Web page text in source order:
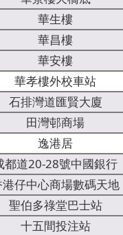
華生樓
華昌樓
華安樓
華孝樓外校車站
石排灣道匯賢大廈
田灣邨商場
逸港居
都道20-28號中國銀行
仔中心商場數碼天地
聖伯多祿堂巴士站
十五間投注站